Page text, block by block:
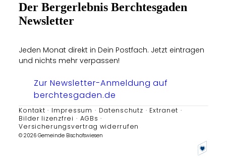
Der Bergerlebnis Berchtesgaden
Newsletter
Jeden Monat direkt in Dein Postfach. Jetzt eintragen
und nichts mehr verpassen!
Zur Newsletter-Anmeldung auf
berchtesgaden.de
Kontakt Impressum Datenschutz
Extranet
Bilder lizenzfrei
AGBs
Versicherungsvertrag widerrufen
© 2026 Gemeinde Bischofswiesen